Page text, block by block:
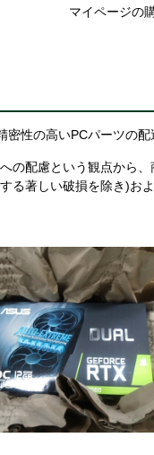
マイページの
性の高いPCパーツの
の配慮という観点から
る著しい破損を除き)